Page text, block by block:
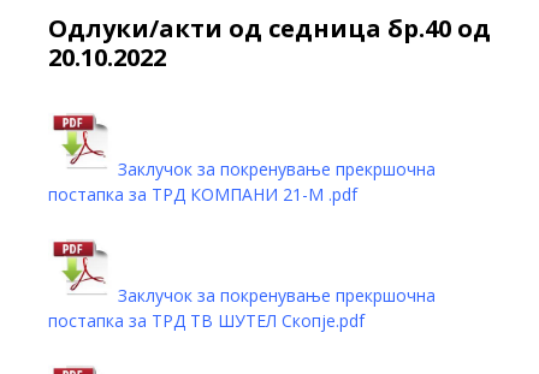
Oдлуки/акти од седница бр.40 од
20.10.2022
Заклучок за покренување прекршочна
постапка за ТРД КОМПАНИ 21-М .pdf
Заклучок за покренување прекршочна
постапка за ТРД ТВ ШУТЕЛ Скопје.pdf